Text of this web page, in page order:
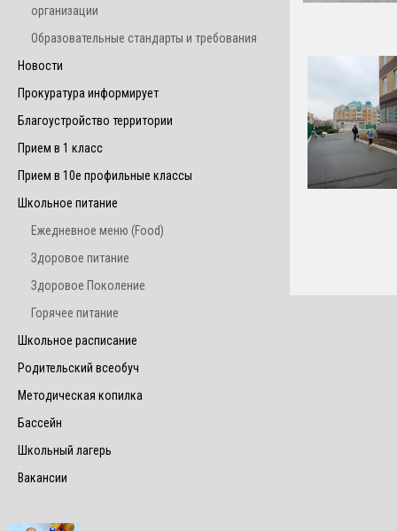
организации
Образовательные стандарты и требования
Новости
Прокуратура информирует
Благоустройство территории
Прием в 1 класс
Прием в 10е профильные классы
Школьное питание
Ежедневное меню (Food)
Здоровое питание
Здоровое Поколение
Горячее питание
Школьное расписание
Родительский всеобуч
Методическая копилка
Бассейн
Школьный лагерь
Вакансии